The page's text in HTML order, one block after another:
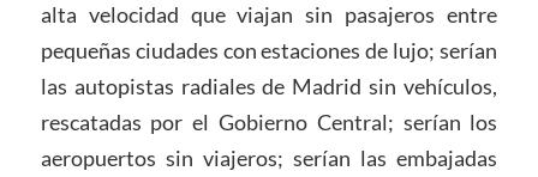
alta velocidad que viajan sin pasajeros entre
pequeñas ciudades con estaciones de lujo; serían
las autopistas radiales de Madrid sin vehículos,
rescatadas por el Gobierno Central; serían los
aeropuertos sin viajeros; serían las embajadas